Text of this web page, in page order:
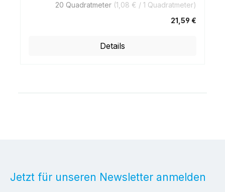
20 Quadratmeter (1,08 € / 1 Quadratmeter)
21,59 €
Details
Jetzt für unseren Newsletter anmelden